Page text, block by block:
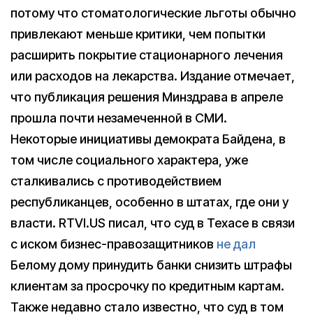
потому что стоматологические льготы обычно
привлекают меньше критики, чем попытки
расширить покрытие стационарного лечения
или расходов на лекарства. Издание отмечает,
что публикация решения Минздрава в апреле
прошла почти незамеченной в СМИ.
Некоторые инициативы демократа Байдена, в
том числе социального характера, уже
сталкивались с противодействием
республиканцев, особенно в штатах, где они у
власти. RTVI.US писал, что суд в Техасе в связи
с иском бизнес-правозащитников не дал
Белому дому принудить банки снизить штрафы
клиентам за просрочку по кредитным картам.
Также недавно стало известно, что суд в том